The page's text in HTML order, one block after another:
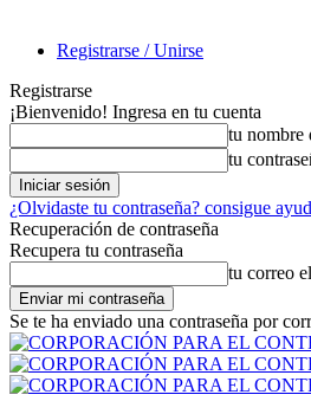
Registrarse / Unirse
Registrarse
¡Bienvenido! Ingresa en tu cuenta
tu nombre
tu
¿Olvidaste tu contraseña? consigue
Recuperación de contraseña
Recupera tu contraseña
tu correo
Se te ha enviado una contraseña por